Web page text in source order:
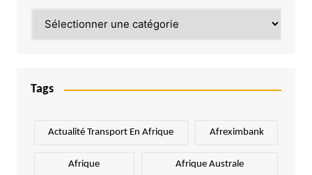
Tags
Actualité Transport En Afrique Afreximbank
Afrique Afrique Australe